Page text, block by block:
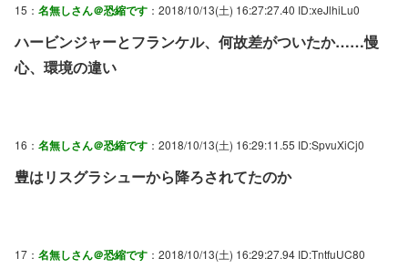
15： 名無しさん＠恐縮です ：2018/10/13(土) 16:27:27.40 ID:xeJlhiLu0
ハービンジャーとフランケル、何故差がついたか……慢
心、環境の違い
16： 名無しさん＠恐縮です ：2018/10/13(土) 16:29:11.55 ID:SpvuXiCj0
豊はリスグラシューから降ろされてたのか
17： 名無しさん＠恐縮です ：2018/10/13(土) 16:29:27.94 ID:TntfuUC80